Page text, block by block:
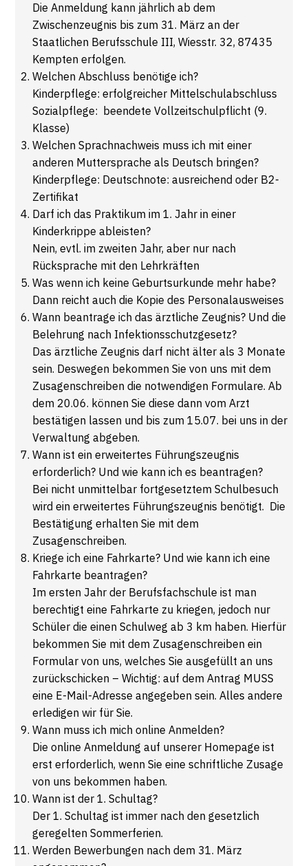
Die Anmeldung kann jährlich ab dem
Zwischenzeugnis bis zum 31. März an der
Staatlichen Berufsschule III, Wiesstr. 32, 87435
Kempten erfolgen.
Welchen Abschluss benötige ich?
Kinderpflege: erfolgreicher Mittelschulabschluss
Sozialpflege: beendete Vollzeitschulpflicht (9.
Klasse)
Welchen Sprachnachweis muss ich mit einer
anderen Muttersprache als Deutsch bringen?
Kinderpflege: Deutschnote: ausreichend oder B2-
Zertifikat
Darf ich das Praktikum im 1. Jahr in einer
Kinderkrippe ableisten?
Nein, evtl. im zweiten Jahr, aber nur nach
Rücksprache mit den Lehrkräften
Was wenn ich keine Geburtsurkunde mehr habe?
Dann reicht auch die Kopie des Personalausweises
Wann beantrage ich das ärztliche Zeugnis? Und die
Belehrung nach Infektionsschutzgesetz?
Das ärztliche Zeugnis darf nicht älter als 3 Monate
sein. Deswegen bekommen Sie von uns mit dem
Zusagenschreiben die notwendigen Formulare. Ab
dem 20.06. können Sie diese dann vom Arzt
bestätigen lassen und bis zum 15.07. bei uns in der
Verwaltung abgeben.
Wann ist ein erweitertes Führungszeugnis
erforderlich? Und wie kann ich es beantragen?
Bei nicht unmittelbar fortgesetztem Schulbesuch
wird ein erweitertes Führungszeugnis benötigt. Die
Bestätigung erhalten Sie mit dem
Zusagenschreiben.
Kriege ich eine Fahrkarte? Und wie kann ich eine
Fahrkarte beantragen?
Im ersten Jahr der Berufsfachschule ist man
berechtigt eine Fahrkarte zu kriegen, jedoch nur
Schüler die einen Schulweg ab 3 km haben. Hierfür
bekommen Sie mit dem Zusagenschreiben ein
Formular von uns, welches Sie ausgefüllt an uns
zurückschicken – Wichtig: auf dem Antrag MUSS
eine E-Mail-Adresse angegeben sein. Alles andere
erledigen wir für Sie.
Wann muss ich mich online Anmelden?
Die online Anmeldung auf unserer Homepage ist
erst erforderlich, wenn Sie eine schriftliche Zusage
von uns bekommen haben.
Wann ist der 1. Schultag?
Der 1. Schultag ist immer nach den gesetzlich
geregelten Sommerferien.
Werden Bewerbungen nach dem 31. März